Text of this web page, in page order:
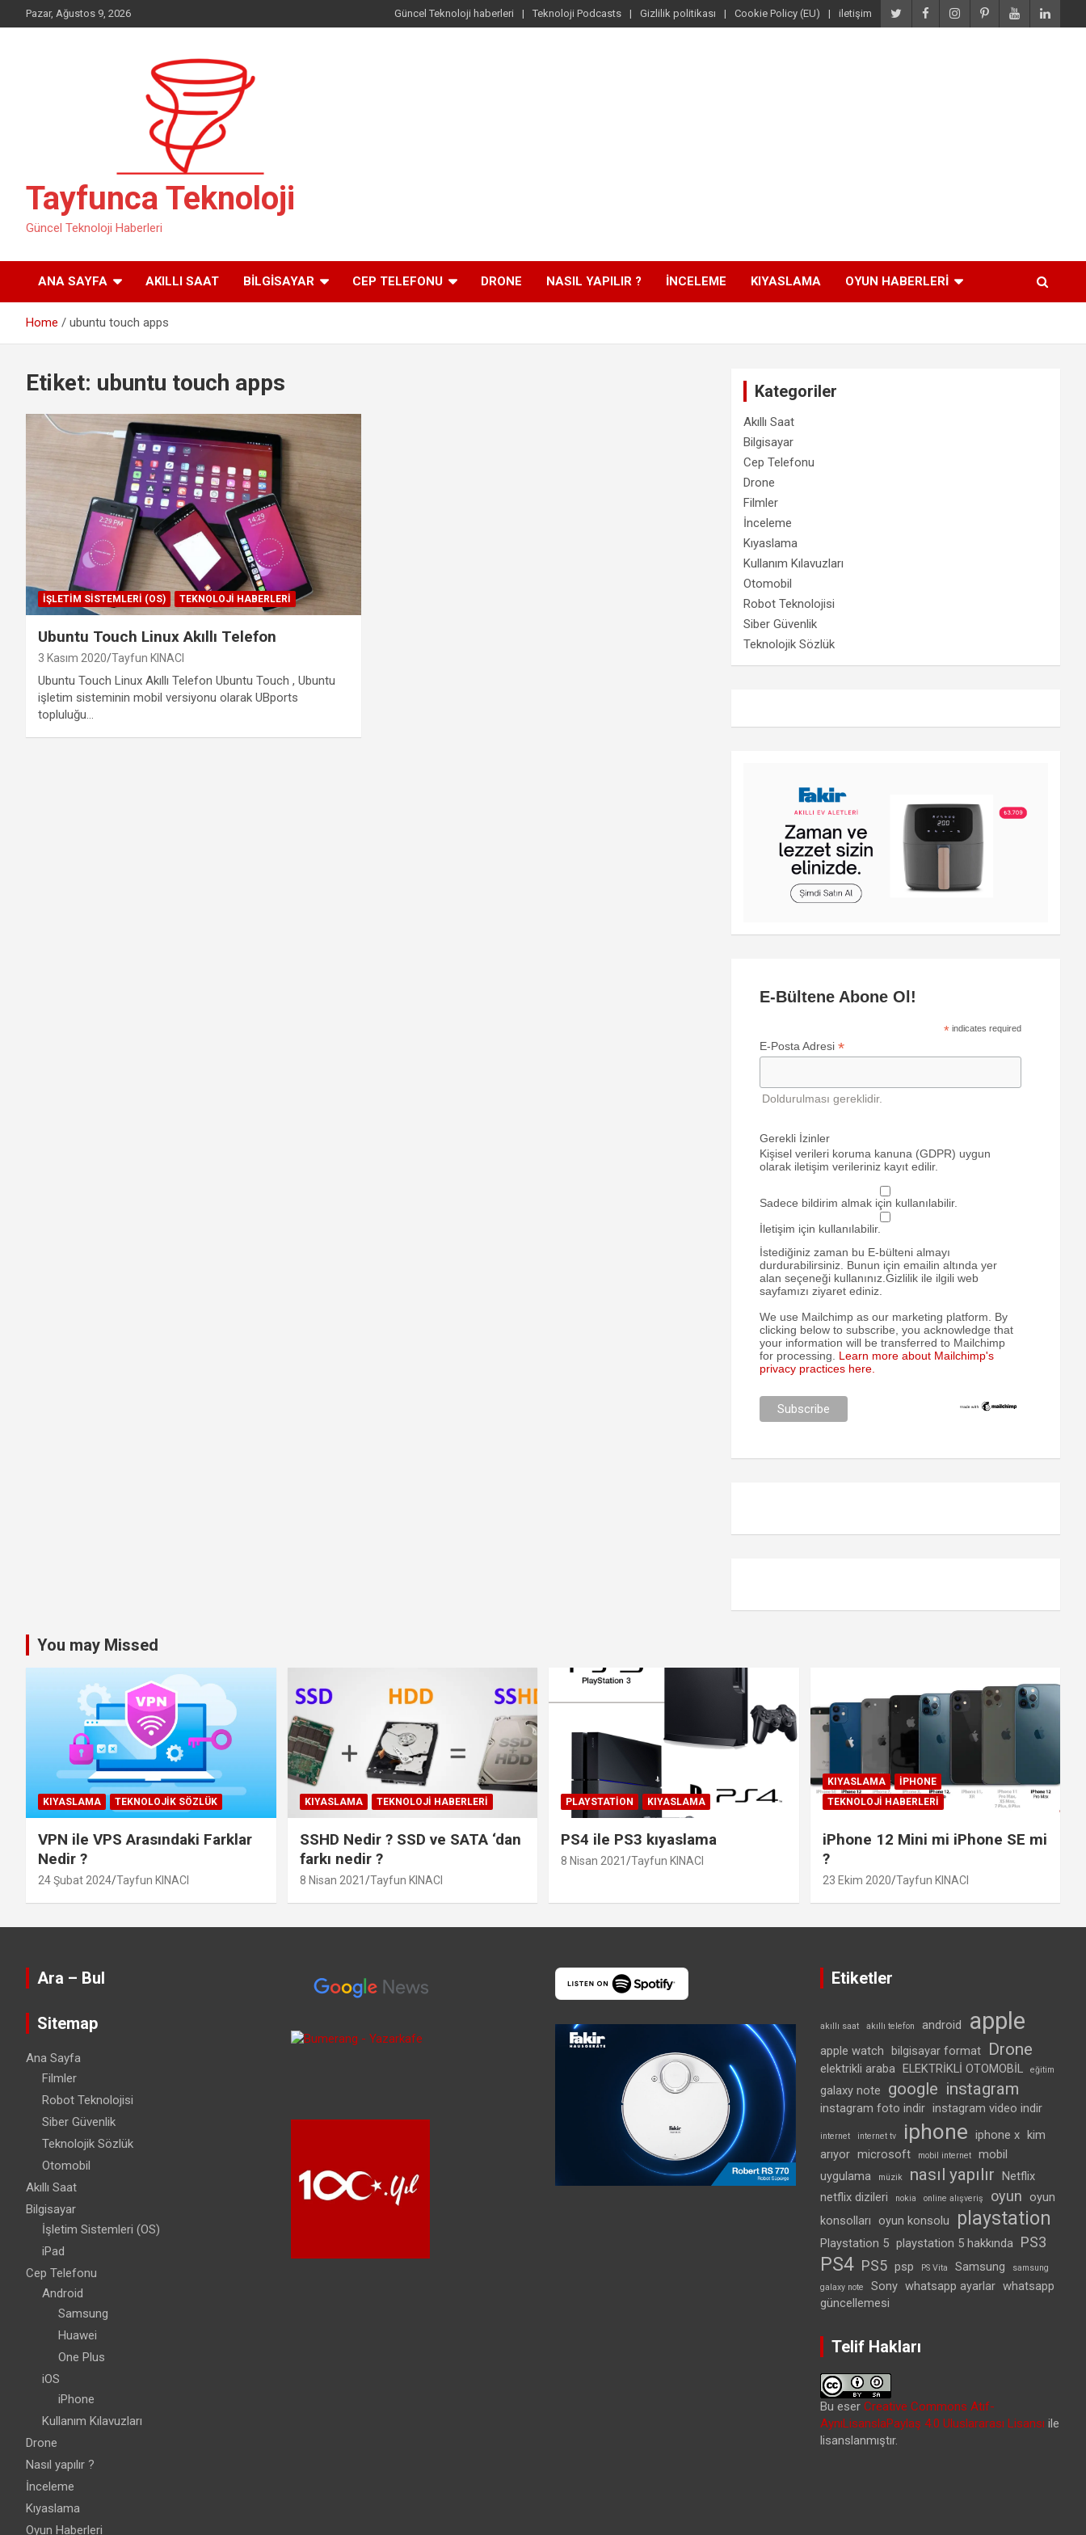
to
Pazar, Ağustos 9, 2026 Güncel Teknoloji haberleri Teknoloji Podcasts Gizlilik politikası Cookie Policy (EU) iletişim
Tayfunca Teknoloji
Güncel Teknoloji Haberleri
ANA SAYFA AKILLI SAAT BILGISAYAR CEP TELEFONU DRONE NASIL YAPILIR ? İNCELEME KIYASLAMA OYUN HABERLERI
Home ubuntu touch apps
Etiket: ubuntu touch apps
İŞLETIM SISTEMLERI (OS) TEKNOLOJI HABERLERI
Ubuntu Touch Linux Akıllı Telefon
3 Kasım 2020 Tayfun KINACI
Ubuntu Touch Linux Akıllı Telefon Ubuntu Touch , Ubuntu
işletim sisteminin mobil versiyonu olarak UBports
topluluğu…
Kategoriler
Akıllı Saat
Bilgisayar
Cep Telefonu
Drone
Filmler
İnceleme
Kıyaslama
Kullanım Kılavuzları
Otomobil
Robot Teknolojisi
Siber Güvenlik
Teknolojik Sözlük
E-Bültene Abone Ol!
*indicates required
E-Posta Adresi*
Doldurulması gereklidir.
Gerekli İzinler
Kişisel verileri koruma kanuna (GDPR) uygun
olarak iletişim verileriniz kayıt edilir.
Sadece bildirim almak için kullanılabilir.
İletişim için kullanılabilir.
İstediğiniz zaman bu E-bülteni almayı
durdurabilirsiniz. Bunun için emailin altında yer
alan seçeneği kullanınız.Gizlilik ile ilgili web
sayfamızı ziyaret ediniz.
We use Mailchimp as our marketing platform. By
clicking below to subscribe, you acknowledge that
your information will be transferred to Mailchimp
for processing. Learn more about Mailchimp's
privacy practices here.
You may Missed
KIYASLAMA TEKNOLOJIK SÖZLÜK
VPN ile VPS Arasındaki Farklar
Nedir ?
24 Şubat 2024 Tayfun KINACI
KIYASLAMA TEKNOLOJI HABERLERI
SSHD Nedir ? SSD ve SATA ‘dan
farkı nedir ?
8 Nisan 2021 Tayfun KINACI
PLAYSTATION KIYASLAMA
PS4 ile PS3 kıyaslama
8 Nisan 2021 Tayfun KINACI
KIYASLAMA
IPHONE
TEKNOLOJI HABERLERI
iPhone 12 Mini mi iPhone SE mi
?
23 Ekim 2020 Tayfun KINACI
Ara – Bul
Sitemap
Ana Sayfa
Filmler
Robot Teknolojisi
Siber Güvenlik
Teknolojik Sözlük
Otomobil
Akıllı Saat
Bilgisayar
İşletim Sistemleri (OS)
iPad
Cep Telefonu
Android
Samsung
Huawei
One Plus
iOS
iPhone
Kullanım Kılavuzları
Drone
Nasıl yapılır ?
İnceleme
Kıyaslama
Oyun Haberleri
Etiketler
akıllı saat akıllı telefon android apple
apple watch bilgisayar format Drone
elektrikli araba ELEKTRİKLİ OTOMOBİL eğitim
galaxy note google instagram
instagram foto indir instagram video indir
internet internet tv iphone iphone x kim
arıyor microsoft mobil internet
mobil
uygulama
müzik nasıl yapılır Netflix
netflix dizileri
nokia online alışveriş oyun
oyun
konsolları
oyun konsolu playstation
Playstation 5 playstation 5 hakkında PS3
PS4 PS5 psp PS Vita Samsung
samsung
galaxy note
Sony whatsapp ayarlar whatsapp
güncellemesi
Telif Hakları
Bu eser Creative Commons Atıf-
AynıLisanslaPaylaş 4.0 Uluslararası Lisansı ile
lisanslanmıştır.